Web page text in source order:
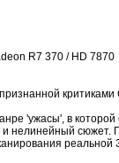
R7 370 / HD 7870
критиками
'ужасы', в
нелинейный сюжет.
реальной